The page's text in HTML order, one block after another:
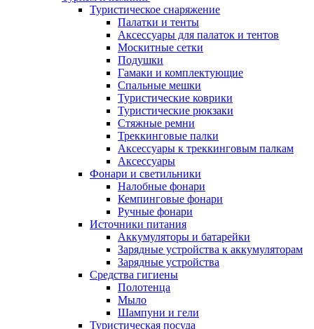
Туристическое снаряжение
Палатки и тенты
Аксессуары для палаток и тентов
Москитные сетки
Подушки
Гамаки и комплектующие
Спальные мешки
Туристические коврики
Туристические рюкзаки
Стяжные ремни
Треккинговые палки
Аксессуары к треккинговым палкам
Аксессуары
Фонари и светильники
Налобные фонари
Кемпинговые фонари
Ручные фонари
Источники питания
Аккумуляторы и батарейки
Зарядные устройства к аккумуляторам
Зарядные устройства
Средства гигиены
Полотенца
Мыло
Шампуни и гели
Туристическая посуда